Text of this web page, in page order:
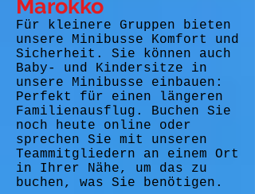
Marokko
Für kleinere Gruppen bieten
unsere Minibusse Komfort und
Sicherheit. Sie können auch
Baby- und Kindersitze in
unsere Minibusse einbauen:
Perfekt für einen längeren
Familienausflug. Buchen Sie
noch heute online oder
sprechen Sie mit unseren
Teammitgliedern an einem Ort
in Ihrer Nähe, um das zu
buchen, was Sie benötigen.